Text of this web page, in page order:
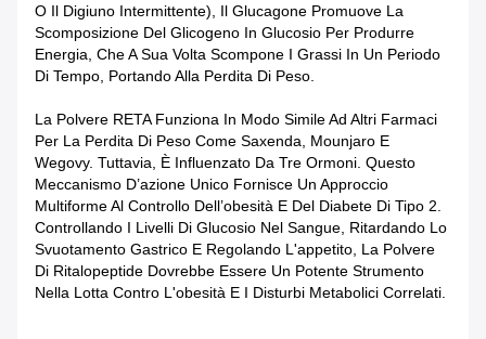
O Il Digiuno Intermittente), Il Glucagone Promuove La
Scomposizione Del Glicogeno In Glucosio Per Produrre
Energia, Che A Sua Volta Scompone I Grassi In Un Periodo
Di Tempo, Portando Alla Perdita Di Peso.
La Polvere RETA Funziona In Modo Simile Ad Altri Farmaci
Per La Perdita Di Peso Come Saxenda, Mounjaro E
Wegovy. Tuttavia, È Influenzato Da Tre Ormoni. Questo
Meccanismo D’azione Unico Fornisce Un Approccio
Multiforme Al Controllo Dell’obesità E Del Diabete Di Tipo 2.
Controllando I Livelli Di Glucosio Nel Sangue, Ritardando Lo
Svuotamento Gastrico E Regolando L'appetito, La Polvere
Di Ritalopeptide Dovrebbe Essere Un Potente Strumento
Nella Lotta Contro L'obesità E I Disturbi Metabolici Correlati.